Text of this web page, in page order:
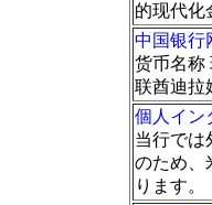
的现代化
中国银行
货币名称
联酋迪拉
個人イン
当行では
のため、
ります。